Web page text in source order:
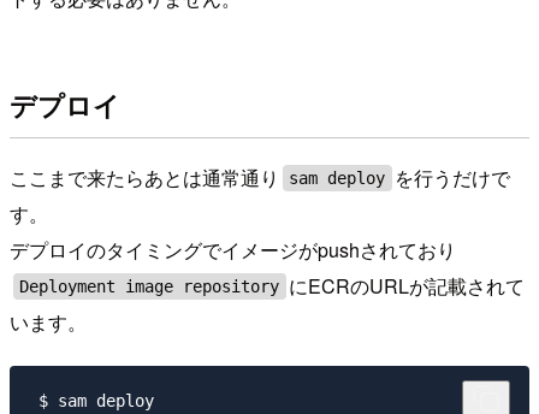
デプロイ
ここまで来たらあとは通常通り sam deploy
を行うだけで
す。
デプロイのタイミングでイメージがpushされており
Deployment image repository にECRのURLが記載されて
います。
$ sam deploy